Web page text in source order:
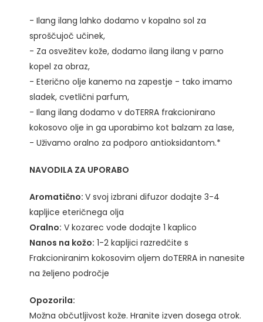
- Ilang ilang lahko dodamo v kopalno sol za
sproščujoč učinek,
- Za osvežitev kože, dodamo ilang ilang v parno
kopel za obraz,
- Eterično olje kanemo na zapestje - tako imamo
sladek, cvetlični parfum,
- Ilang ilang dodamo v doTERRA frakcionirano
kokosovo olje in ga uporabimo kot balzam za lase,
- Uživamo oralno za podporo antioksidantom.*
NAVODILA ZA UPORABO
Aromatično: V svoj izbrani difuzor dodajte 3-4
kapljice eteričnega olja
Oralno: V kozarec vode dodajte 1 kaplico
Nanos na kožo: 1-2 kapljici razredčite s
Frakcioniranim kokosovim oljem doTERRA in nanesite
na željeno področje
Opozorila:
Možna občutljivost kože. Hranite izven dosega otrok.